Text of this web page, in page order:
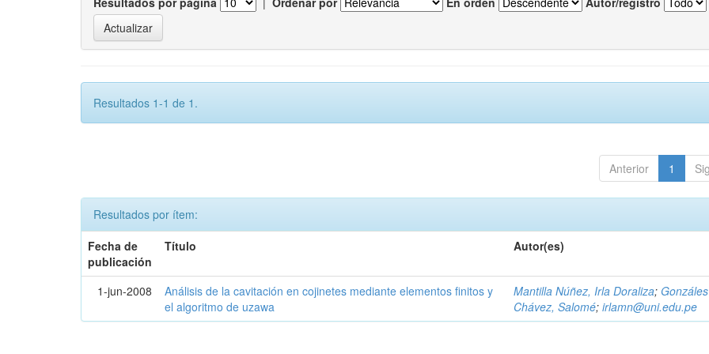
Resultados 1-1 de 1.
Anterior 1
Resultados por ítem:
Fecha de
publicación
Título Autor(es)
1-jun-2008
Análisis de la cavitación en cojinetes mediante elementos finitos y
el algoritmo de uzawa
Mantilla Núñez, Irla Doraliza; Gonzáles
Chávez, Salomé;irlamn@uni.edu.pe